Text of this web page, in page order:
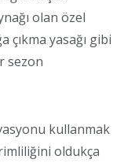
olan özel
yasağı gibi
sezon
kullanmak
oldukça